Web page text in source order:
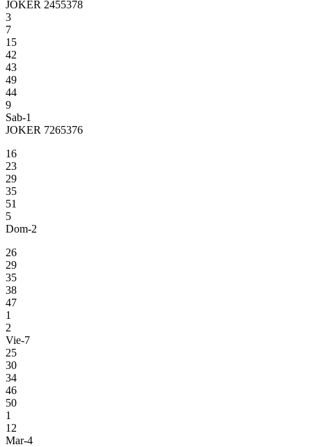
JOKER 2455378
3
7
15
42
43
49
44
9
Sab-1
JOKER 7265376
16
23
29
35
51
5
Dom-2
26
29
35
38
47
1
2
Vie-7
25
30
34
46
50
1
12
Mar-4